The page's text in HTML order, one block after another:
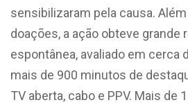
sensibilizaram pela causa.
doações, a ação obteve grande
espontânea, avaliado em cerca
mais de 900 minutos de
TV aberta, cabo e PPV. Mais de